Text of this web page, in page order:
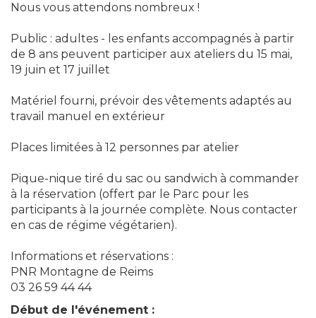
Nous vous attendons nombreux !
Public : adultes - les enfants accompagnés à partir
de 8 ans peuvent participer aux ateliers du 15 mai,
19 juin et 17 juillet
Matériel fourni, prévoir des vêtements adaptés au
travail manuel en extérieur
Places limitées à 12 personnes par atelier
Pique-nique tiré du sac ou sandwich à commander
à la réservation (offert par le Parc pour les
participants à la journée complète. Nous contacter
en cas de régime végétarien).
Informations et réservations :
PNR Montagne de Reims
03 26 59 44 44
Début de l'événement :